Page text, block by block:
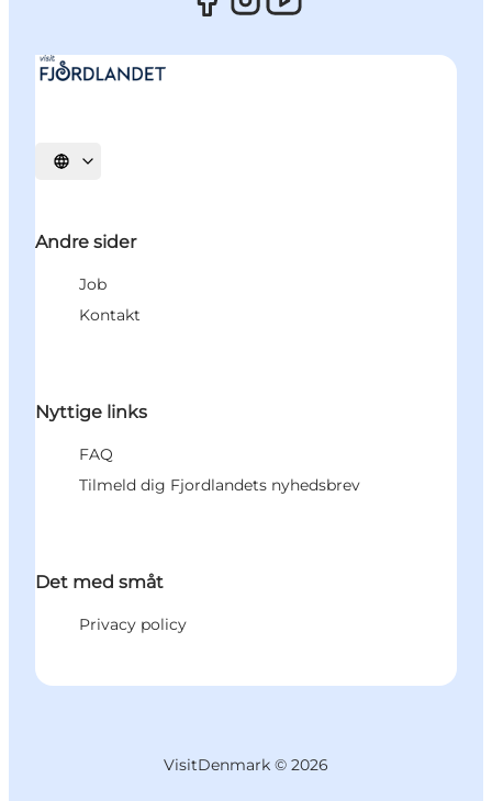
Vælg sprog
Andre sider
Job
Kontakt
Nyttige links
FAQ
Tilmeld dig Fjordlandets nyhedsbrev
Det med småt
Privacy policy
VisitDenmark © 2026